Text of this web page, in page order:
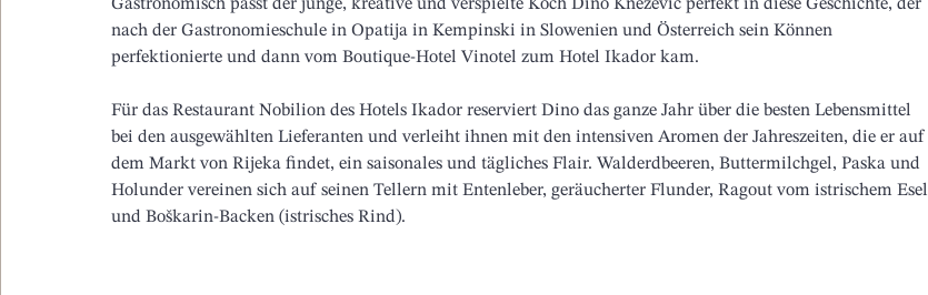
Gastronomisch passt der junge, kreative und verspielte Koch Dino Knežević perfekt in diese Geschichte, der
nach der Gastronomieschule in Opatija in Kempinski in Slowenien und Österreich sein Können
perfektionierte und dann vom Boutique-Hotel Vinotel zum Hotel Ikador kam.
Für das Restaurant Nobilion des Hotels Ikador reserviert Dino das ganze Jahr über die besten Lebensmittel
bei den ausgewählten Lieferanten und verleiht ihnen mit den intensiven Aromen der Jahreszeiten, die er auf
dem Markt von Rijeka findet, ein saisonales und tägliches Flair. Walderdbeeren, Buttermilchgel, Paska und
Holunder vereinen sich auf seinen Tellern mit Entenleber, geräucherter Flunder, Ragout vom istrischem Esel
und Boškarin-Backen (istrisches Rind).